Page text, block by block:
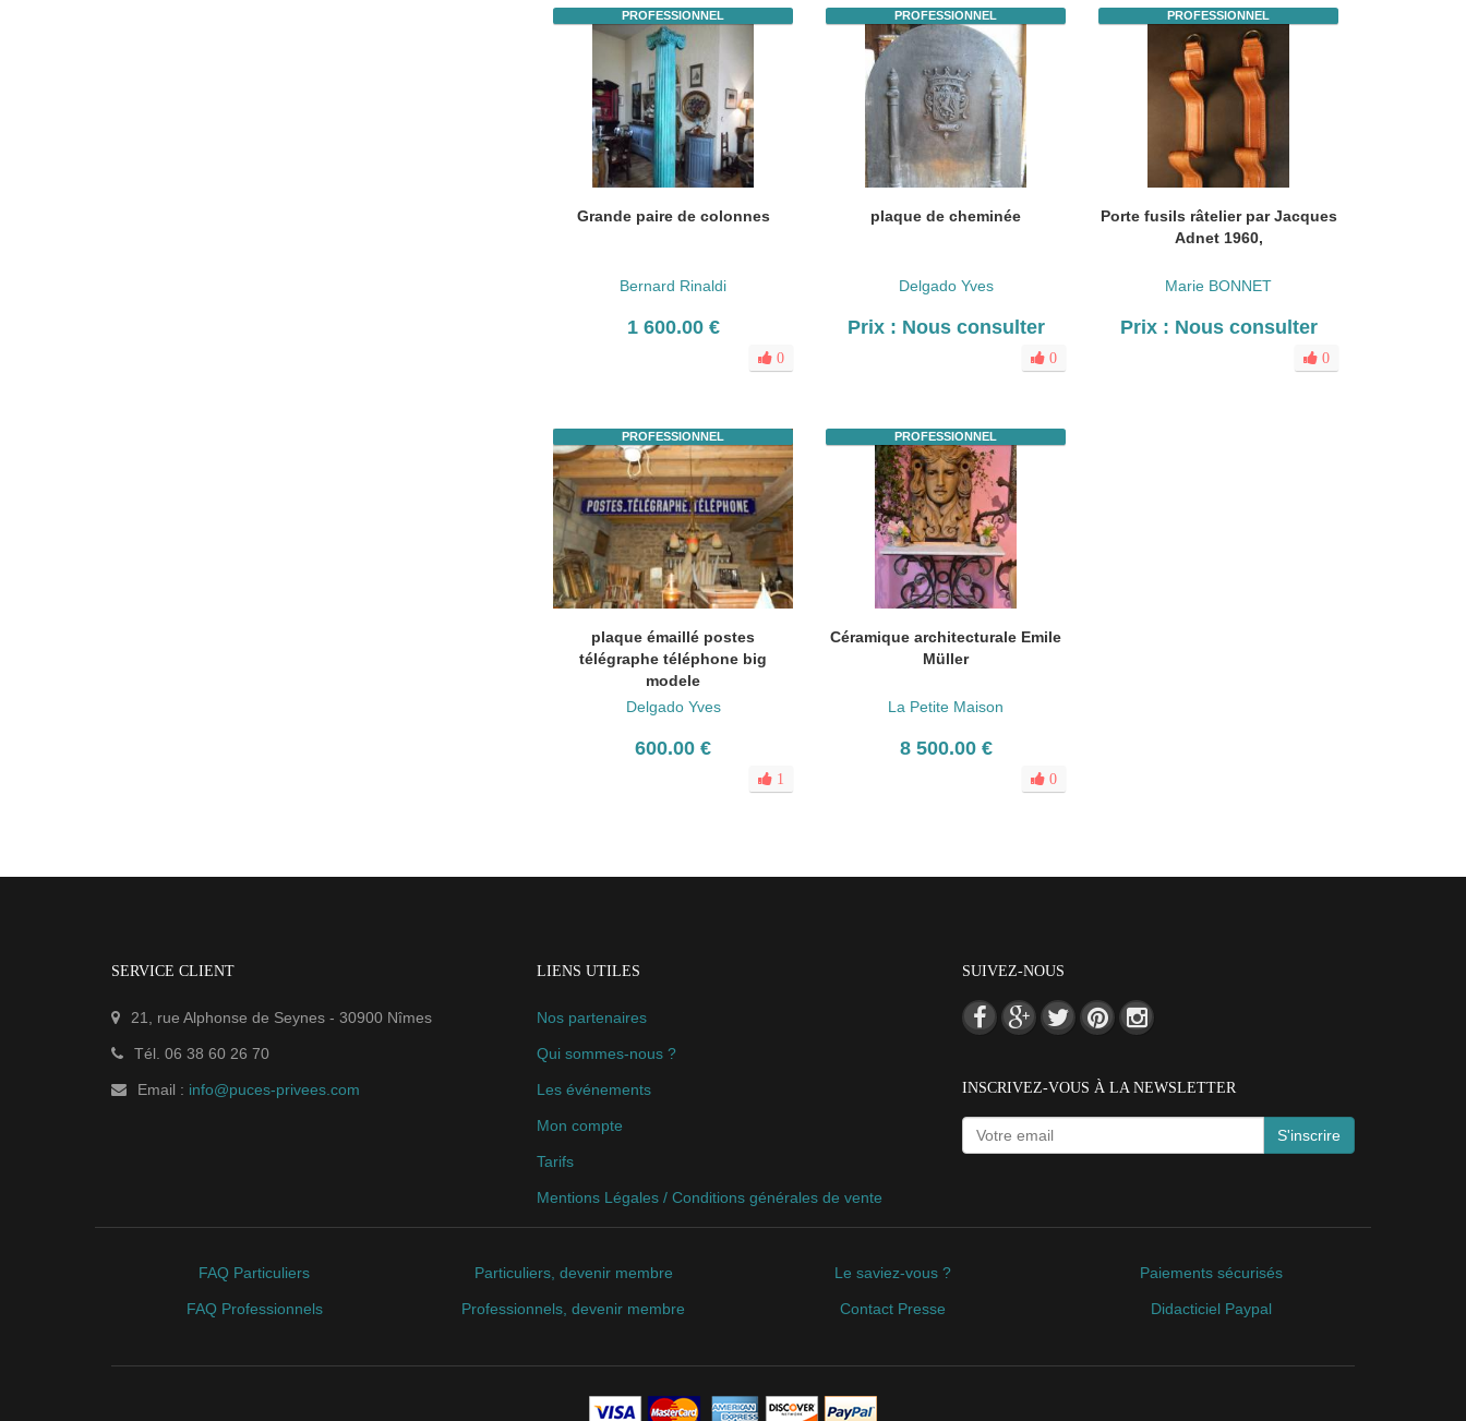
PROFESSIONNEL
Grande paire de colonnes
Bernard Rinaldi
1 600.00 €
0
PROFESSIONNEL
plaque de cheminée
Delgado Yves
Prix : Nous consulter
0
PROFESSIONNEL
Porte fusils râtelier par Jacques
Adnet 1960,
Marie BONNET
Prix : Nous consulter
0
PROFESSIONNEL
plaque émaillé postes
télégraphe téléphone big
modele
Delgado Yves
600.00 €
1
PROFESSIONNEL
Céramique architecturale Emile
Müller
La Petite Maison
8 500.00 €
0
SERVICE CLIENT
21, rue Alphonse de Seynes - 30900 Nîmes
Tél. 06 38 60 26 70
Email : info@puces-privees.com
LIENS UTILES
Nos partenaires
Qui sommes-nous ?
Les événements
Mon compte
Tarifs
Mentions Légales / Conditions générales de vente
SUIVEZ-NOUS
INSCRIVEZ-VOUS À LA NEWSLETTER
S'inscrire
FAQ Particuliers
FAQ Professionnels
Particuliers, devenir membre
Professionnels, devenir membre
Le saviez-vous ?
Contact Presse
Paiements sécurisés
Didacticiel Paypal